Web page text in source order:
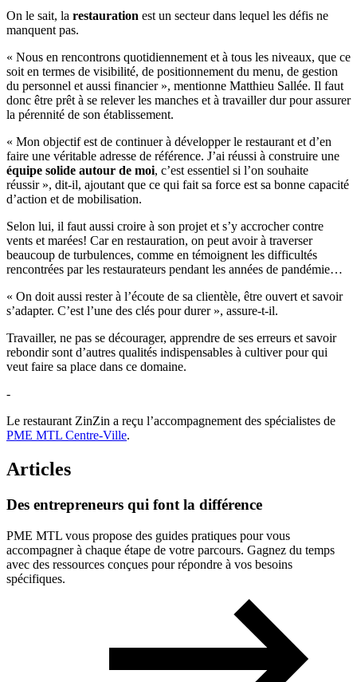
On le sait, la restauration est un secteur dans lequel les défis ne
manquent pas.
« Nous en rencontrons quotidiennement et à tous les niveaux, que ce
soit en termes de visibilité, de positionnement du menu, de gestion
du personnel et aussi financier », mentionne Matthieu Sallée. Il faut
donc être prêt à se relever les manches et à travailler dur pour assurer
la pérennité de son établissement.
« Mon objectif est de continuer à développer le restaurant et d’en
faire une véritable adresse de référence. J’ai réussi à construire une
équipe solide autour de moi, c’est essentiel si l’on souhaite
réussir », dit-il, ajoutant que ce qui fait sa force est sa bonne capacité
d’action et de mobilisation.
Selon lui, il faut aussi croire à son projet et s’y accrocher contre
vents et marées! Car en restauration, on peut avoir à traverser
beaucoup de turbulences, comme en témoignent les difficultés
rencontrées par les restaurateurs pendant les années de pandémie…
« On doit aussi rester à l’écoute de sa clientèle, être ouvert et savoir
s’adapter. C’est l’une des clés pour durer », assure-t-il.
Travailler, ne pas se décourager, apprendre de ses erreurs et savoir
rebondir sont d’autres qualités indispensables à cultiver pour qui
veut faire sa place dans ce domaine.
-
Le restaurant ZinZin a reçu l’accompagnement des spécialistes de
PME MTL Centre-Ville.
Articles
Des entrepreneurs qui font la différence
PME MTL vous propose des guides pratiques pour vous
accompagner à chaque étape de votre parcours. Gagnez du temps
avec des ressources conçues pour répondre à vos besoins
spécifiques.